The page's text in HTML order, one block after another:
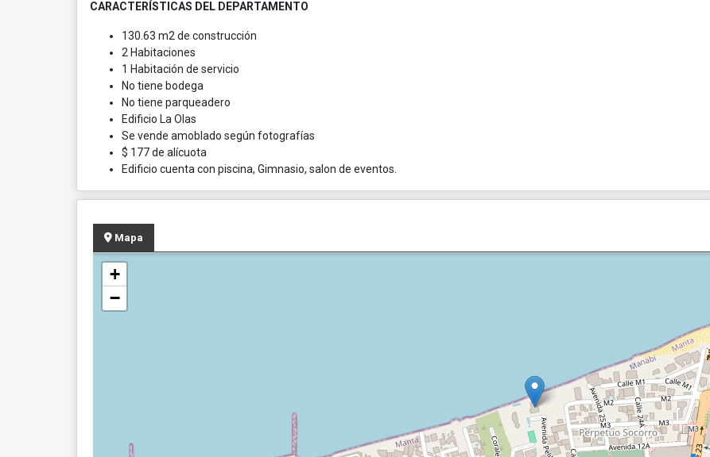
CARACTERÍSTICAS DEL DEPARTAMENTO
130.63 m2 de construcción
2 Habitaciones
1 Habitación de servicio
No tiene bodega
No tiene parqueadero
Edificio La Olas
Se vende amoblado según fotografías
$ 177 de alícuota
Edificio cuenta con piscina, Gimnasio, salon de eventos.
Mapa
+
−